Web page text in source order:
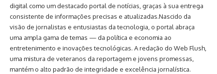
digital como um destacado portal de notícias, graças à sua entrega
consistente de informações precisas e atualizadas.Nascido da
visão de jornalistas e entusiastas da tecnologia, o portal abraça
uma ampla gama de temas — da política e economia ao
entretenimento e inovações tecnológicas. A redação do Web Flush,
uma mistura de veteranos da reportagem e jovens promessas,
mantém o alto padrão de integridade e excelência jornalística.